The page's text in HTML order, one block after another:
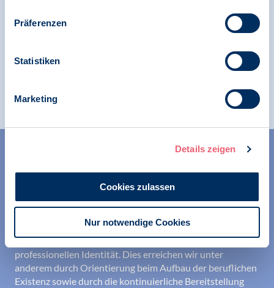
Präferenzen
Statistiken
Marketing
Details zeigen
Cookies zulassen
Nur notwendige Cookies
Pressespiegel | SK Verkehrspsychologie
Social Media posten oder nicht?, Horst
Wir unterstützen alle Psychologinnen und Psychologen in
ihrer Berufsausübung und bei der Festigung ihrer
professionellen Identität. Dies erreichen wir unter
anderem durch Orientierung beim Aufbau der beruflichen
Existenz sowie durch die kontinuierliche Bereitstellung